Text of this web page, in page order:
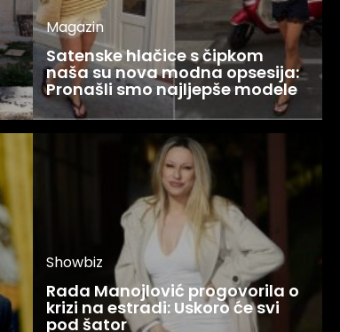
Magazin
Satenske hlačice s čipkom
naša su nova modna opsesija:
Pronašli smo najljepše modele
Showbiz
Rada Manojlović progovorila o
krizi na estradi: Uskoro će svi
pod šator